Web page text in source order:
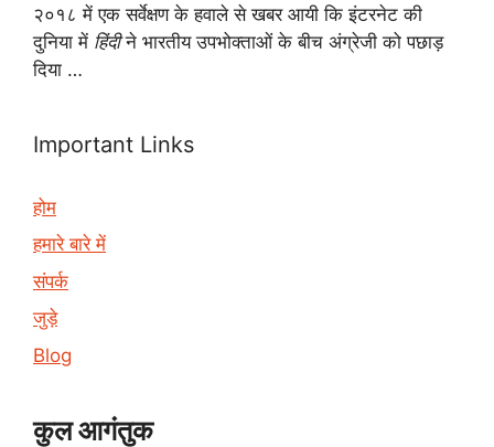
२०१८ में एक सर्वेक्षण के हवाले से खबर आयी कि इंटरनेट की
दुनिया में हिंदीने भारतीय उपभोक्ताओं के बीच अंग्रेजी को पछाड़
दिया …
Important Links
होम
हमारे बारे में
संपर्क
जुड़े
Blog
कुल आगंतुक